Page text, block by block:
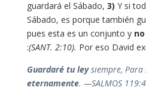
guardará el Sábado, 3) Y si
Sábado, es porque también
pues esta es un conjunto y
(SANT. 2:10). Por eso David
Guardaré tu leysiempre, Para
eternamente. —SALMOS